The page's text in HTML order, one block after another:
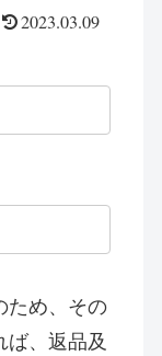
2023.03.09
ため、その
ば、返品及